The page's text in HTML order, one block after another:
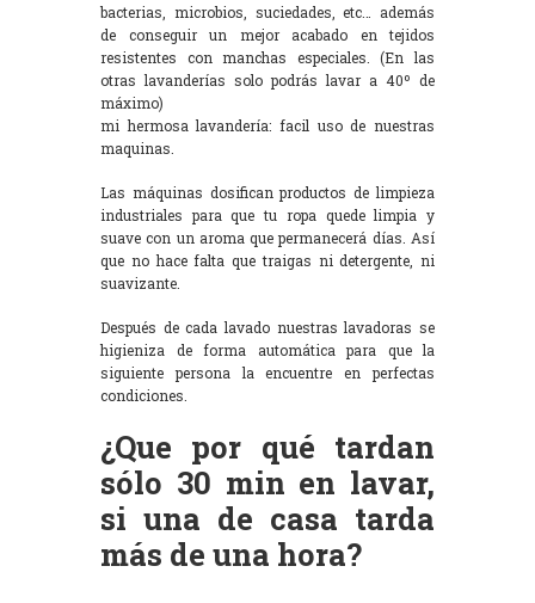
bacterias, microbios, suciedades, etc… además
de conseguir un mejor acabado en tejidos
resistentes con manchas especiales. (En las
otras lavanderías solo podrás lavar a 40º de
máximo)
mi hermosa lavandería: facil uso de nuestras
maquinas.
Las máquinas dosifican productos de limpieza
industriales para que tu ropa quede limpia y
suave con un aroma que permanecerá días. Así
que no hace falta que traigas ni detergente, ni
suavizante.
Después de cada lavado nuestras lavadoras se
higieniza de forma automática para que la
siguiente persona la encuentre en perfectas
condiciones.
¿Que por qué tardan
sólo 30 min en lavar,
si una de casa tarda
más de una hora?